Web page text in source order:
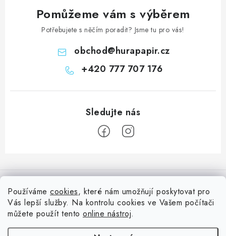
Používáme cookies, které nám umožňují poskytovat pro
Vás lepší služby. Na kontrolu cookies ve Vašem počítači
můžete použít tento online nástroj.
Pomůžeme vám s výběrem
Potřebujete s něčím poradit? Jsme tu pro vás!
obchod@hurapapir.cz
+420 777 707 176
á
Doprava
Nepřehlédněte
Blog s nápady a návody